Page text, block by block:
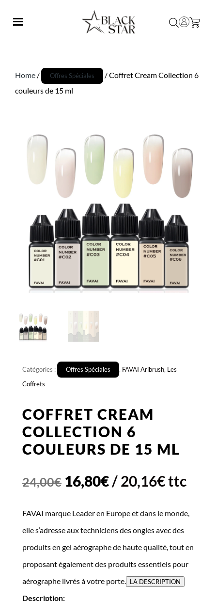
Home / Offres Spéciales
/ Coffret Cream Collection 6
couleurs de 15 ml
Catégories : Offres Spéciales , FAVAI Aribrush, Les
Coffrets
COFFRET CREAM
COLLECTION 6
COULEURS DE 15 ML
24,00€ Le
initial
était :
24,00€.
16,80€Le
actuel
est :
16,80€.
/20,16€ttc
FAVAI marque Leader en Europe et dans le monde,
elle s’adresse aux techniciens des ongles avec des
produits en gel aérographe de haute qualité, tout en
proposant également des produits essentiels pour
aérographe livrés à votre porte.
LA DESCRIPTION
Description: